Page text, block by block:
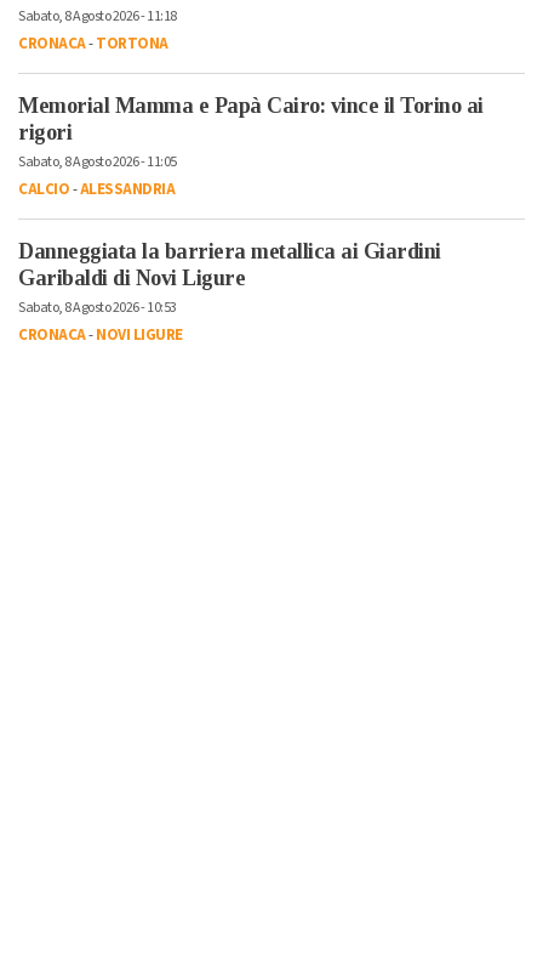
Sabato, 8 Agosto 2026 - 11:18
CRONACA-TORTONA
Memorial Mamma e Papà Cairo: vince il Torino ai
rigori
Sabato, 8 Agosto 2026 - 11:05
CALCIO-ALESSANDRIA
Danneggiata la barriera metallica ai Giardini
Garibaldi di Novi Ligure
Sabato, 8 Agosto 2026 - 10:53
CRONACA-NOVI LIGURE